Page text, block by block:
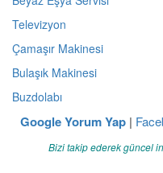
Televizyon
Çamaşır Makinesi
Bulaşık Makinesi
Buzdolabı
Google Yorum Yap|
Bizi takip ederek güncel